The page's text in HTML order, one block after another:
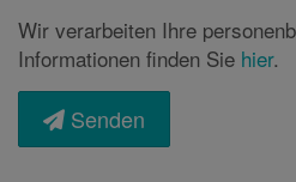
Wir verarbeiten Ihre
Informationen finden Sie hier.
Senden